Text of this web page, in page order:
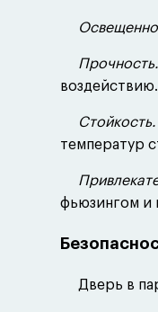
Прочность.
Стойкость.
температур
фьюзингом и
Дверь в